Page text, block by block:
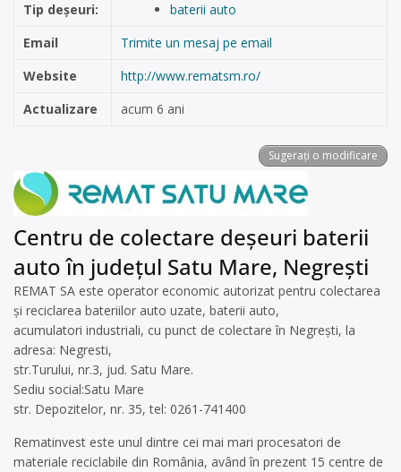
Tip deșeuri:
baterii auto
Email
Trimite un mesaj pe email
Website
http://www.rematsm.ro/
Actualizare
acum 6 ani
Sugerați o modificare
Centru de colectare deșeuri baterii
auto în județul Satu Mare, Negrești
REMAT SA este operator economic autorizat pentru colectarea
și reciclarea bateriilor auto uzate, baterii auto,
acumulatori industriali, cu punct de colectare în Negrești, la
adresa: Negresti,
str.Turului, nr.3, jud. Satu Mare.
Sediu social:Satu Mare
str. Depozitelor, nr. 35, tel: 0261-741400
Rematinvest este unul dintre cei mai mari procesatori de
materiale reciclabile din România, având în prezent 15 centre de